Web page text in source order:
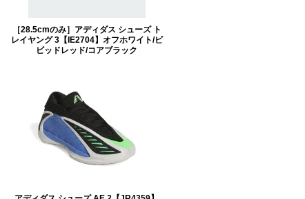
［28.5cmのみ］アディダス シューズ ト
レイヤング 3【IE2704】オフホワイト/ビ
ビッドレッド/コアブラック